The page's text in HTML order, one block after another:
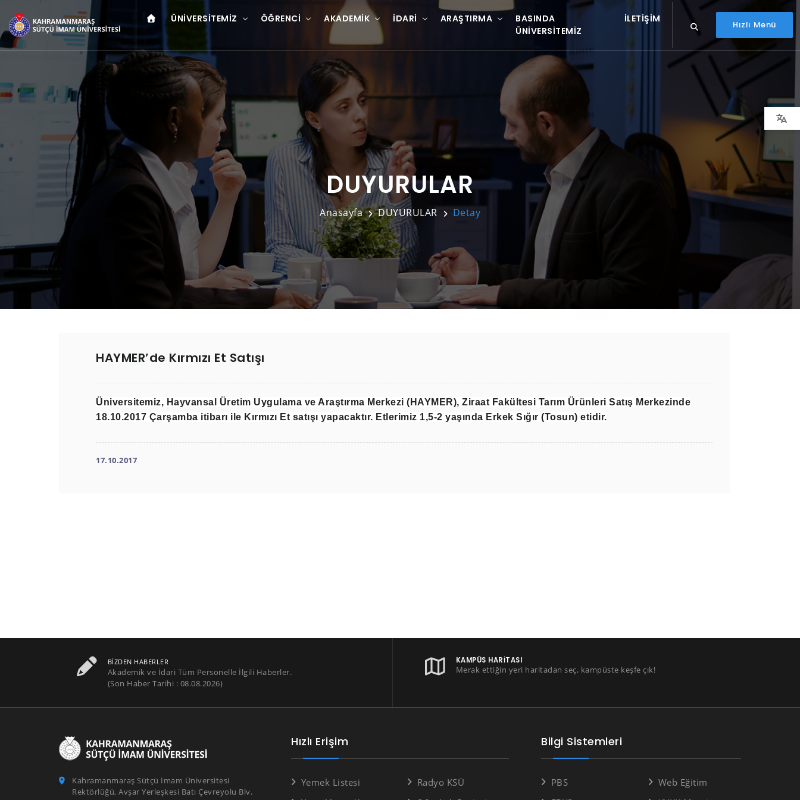
ÜNIVERSITEMIZ ÖĞRENCI AKADEMIK İDARI ARAŞTIRMA
BASINDA
ÜNIVERSITEMIZ
İLETIŞIM
Hızlı Menü
DUYURULAR
Anasayfa DUYURULAR Detay
HAYMER’de Kırmızı Et Satışı
Üniversitemiz, Hayvansal Üretim Uygulama ve Araştırma Merkezi (HAYMER), Ziraat Fakültesi Tarım Ürünleri Satış Merkezinde
18.10.2017 Çarşamba itibarı ile Kırmızı Et satışı yapacaktır. Etlerimiz 1,5-2 yaşında Erkek Sığır (Tosun) etidir.
17.10.2017
BIZDEN HABERLER
Akademik ve İdari Tüm Personelle İlgili Haberler.
(Son Haber Tarihi : 08.08.2026)
KAMPÜS HARITASI
Merak ettiğin yeri haritadan seç, kampüste keşfe çık!
Kahramanmaraş Sütçü İmam Üniversitesi
Rektörlüğü, Avşar Yerleşkesi Batı Çevreyolu Blv.
Hızlı Erişim
Yemek Listesi
Radyo KSÜ
Bilgi Sistemleri
PBS
Web Eğitim